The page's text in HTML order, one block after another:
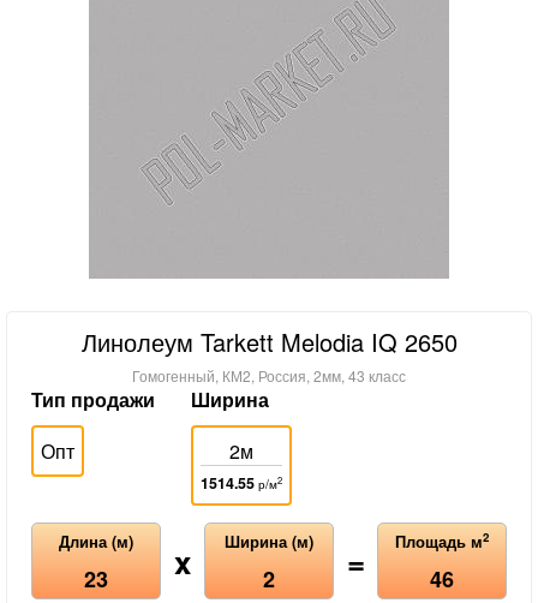
Линолеум Tarkett Melodia IQ 2650
Гомогенный, КМ2, Россия, 2мм, 43 класс
Тип продажи
Опт
Ширина
2м
1514.55 р/м2
Длина (м)
23 x Ширина (м)
2 = Площадь м2
46